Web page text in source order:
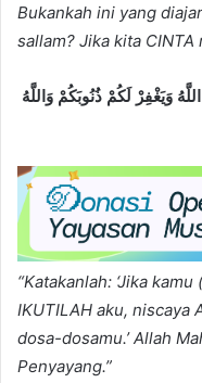
Bukankah ini yang
sallam? Jika kita
ﻭَﻳَﻐْﻔِﺮْ ﻟَﻜُﻢْ ﺫُﻧُﻮﺑَﻜُﻢْ ﻭَﺍﻟﻠَّﻪُ
“Katakanlah: ‘Jika
IKUTILAH aku, niscaya
dosa-dosamu.’ Allah
Penyayang.”